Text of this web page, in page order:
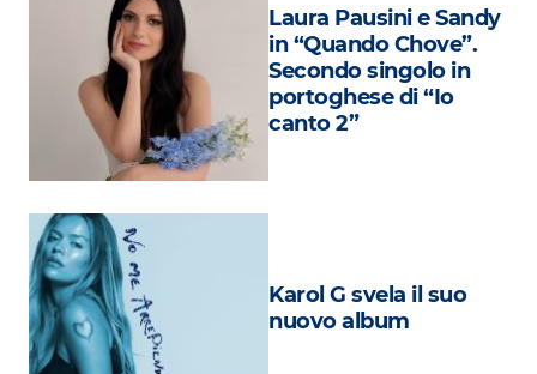
Oroscopo
Radio Subasio Music Club
Sanremo 2026
News
Musica
Cultura
Attualità
Laura Pausini e Sandy
in “Quando Chove”.
Secondo singolo in
portoghese di “Io
canto 2”
Karol G svela il suo
nuovo album